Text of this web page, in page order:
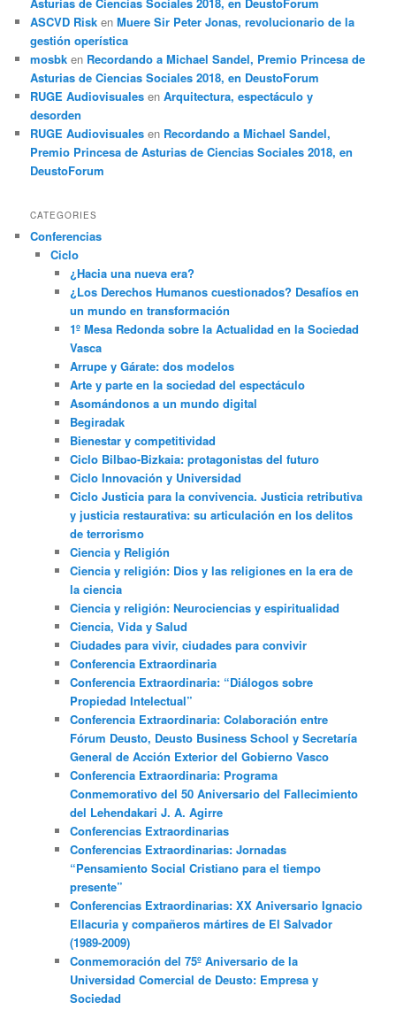
Asturias de Ciencias Sociales 2018, en DeustoForum
ASCVD Risk enMuere Sir Peter Jonas, revolucionario de la
gestión operística
mosbk en Recordando a Michael Sandel, Premio Princesa de
Asturias de Ciencias Sociales 2018, en DeustoForum
RUGE Audiovisuales enArquitectura, espectáculo y
desorden
RUGE Audiovisuales en Recordando a Michael Sandel,
Premio Princesa de Asturias de Ciencias Sociales 2018, en
DeustoForum
CATEGORIES
Conferencias
Ciclo
¿Hacia una nueva era?
¿Los Derechos Humanos cuestionados? Desafíos en
un mundo en transformación
1º Mesa Redonda sobre la Actualidad en la Sociedad
Vasca
Arrupe y Gárate: dos modelos
Arte y parte en la sociedad del espectáculo
Asomándonos a un mundo digital
Begiradak
Bienestar y competitividad
Ciclo Bilbao-Bizkaia: protagonistas del futuro
Ciclo Innovación y Universidad
Ciclo Justicia para la convivencia. Justicia retributiva
y justicia restaurativa: su articulación en los delitos
de terrorismo
Ciencia y Religión
Ciencia y religión: Dios y las religiones en la era de
la ciencia
Ciencia y religión: Neurociencias y espiritualidad
Ciencia, Vida y Salud
Ciudades para vivir, ciudades para convivir
Conferencia Extraordinaria
Conferencia Extraordinaria: “Diálogos sobre
Propiedad Intelectual”
Conferencia Extraordinaria: Colaboración entre
Fórum Deusto, Deusto Business School y Secretaría
General de Acción Exterior del Gobierno Vasco
Conferencia Extraordinaria: Programa
Conmemorativo del 50 Aniversario del Fallecimiento
del Lehendakari J. A. Agirre
Conferencias Extraordinarias
Conferencias Extraordinarias: Jornadas
“Pensamiento Social Cristiano para el tiempo
presente”
Conferencias Extraordinarias: XX Aniversario Ignacio
Ellacuria y compañeros mártires de El Salvador
(1989-2009)
Conmemoración del 75º Aniversario de la
Universidad Comercial de Deusto: Empresa y
Sociedad